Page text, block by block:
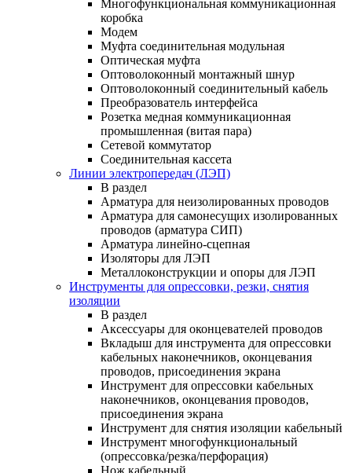
Многофункциональная коммуникационная
коробка
Модем
Муфта соединительная модульная
Оптическая муфта
Оптоволоконный монтажный шнур
Оптоволоконный соединительный кабель
Преобразователь интерфейса
Розетка медная коммуникационная
промышленная (витая пара)
Сетевой коммутатор
Соединительная кассета
Линии электропередач (ЛЭП)
В раздел
Арматура для неизолированных проводов
Арматура для самонесущих изолированных
проводов (арматура СИП)
Арматура линейно-сцепная
Изоляторы для ЛЭП
Металлоконструкции и опоры для ЛЭП
Инструменты для опрессовки, резки, снятия
изоляции
В раздел
Аксессуары для оконцевателей проводов
Вкладыш для инструмента для опрессовки
кабельных наконечников, оконцевания
проводов, присоединения экрана
Инструмент для опрессовки кабельных
наконечников, оконцевания проводов,
присоединения экрана
Инструмент для снятия изоляции кабельный
Инструмент многофункциональный
(опрессовка/резка/перфорация)
Нож кабельный